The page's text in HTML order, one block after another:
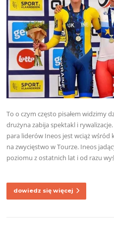
To o czym często pisałem widzimy
drużyna zabija spektakl i
para liderów Ineos jest wciąż
na zwycięstwo w Tourze. Ineos
poziomu z ostatnich lat i od razu
dowiedz się więcej